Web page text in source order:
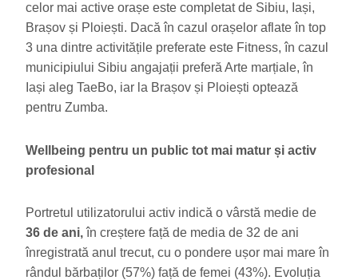
celor mai active orașe este completat de Sibiu, Iași,
Brașov și Ploiești. Dacă în cazul orașelor aflate în top
3 una dintre activitățile preferate este Fitness, în cazul
municipiului Sibiu angajații preferă Arte marțiale, în
Iași aleg TaeBo, iar la Brașov și Ploiești optează
pentru Zumba.
Wellbeing pentru un public tot mai matur și activ
profesional
Portretul utilizatorului activ indică o vârstă medie de
36 de ani,în creștere față de media de 32 de ani
înregistrată anul trecut, cu o pondere ușor mai mare în
rândul bărbaților (57%) față de femei (43%). Evoluția